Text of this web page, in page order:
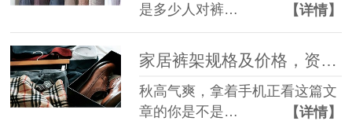
是多少人对裤…
【详情】
家居裤架规格及价格，资深厂家有话说【华恩】
秋高气爽，拿着手机正看这篇文
章的你是不是…
【详情】